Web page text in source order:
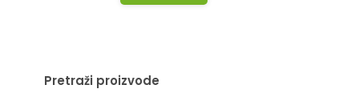
Pretraži proizvode